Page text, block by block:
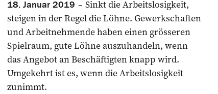
18. Januar 2019
Sinkt die Arbeitslosigkeit,
steigen in der Regel die Löhne. Gewerkschaften
und Arbeitnehmende haben einen grösseren
Spielraum, gute Löhne auszuhandeln, wenn
das Angebot an Beschäftigten knapp wird.
Umgekehrt ist es, wenn die Arbeitslosigkeit
zunimmt.